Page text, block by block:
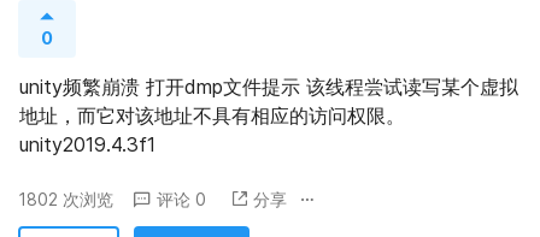
0
unity频繁崩溃 打开dmp文件提示 该线程尝试读写某个虚拟
地址，而它对该地址不具有相应的访问权限。
unity2019.4.3f1
1802 次浏览 评论 0 分享